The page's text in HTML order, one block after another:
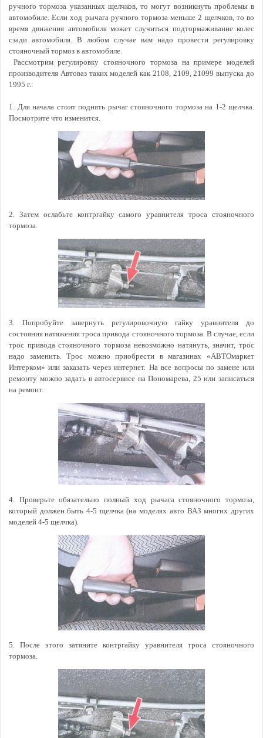
ручного тормоза указанных щелчков, то могут возникнуть проблемы в
автомобиле. Если ход рычага ручного тормоза меньше 2 щелчков, то во
время движения автомобиля может случиться подтормаживание колес
сзади автомобиля. В любом случае вам надо провести регулировку
стояночный тормоз в автомобиле.
Рассмотрим регулировку стояночного тормоза на примере моделей
производителя Автоваз таких моделей как 2108, 2109, 21099 выпуска до
1995 г.:
1. Для начала стоит поднять рычаг стояночного тормоза на 1-2 щелчка.
Посмотрите что изменится.
2. Затем ослабьте контргайку самого уравнителя троса стояночного
тормоза.
3. Попробуйте завернуть регулировочную гайку уравнителя до
состояния натяжения троса привода стояночного тормоза. В случае, если
трос привода стояночного тормоза невозможно натянуть, значит, трос
надо заменить. Трос можно приобрести в магазинах «АВТОмаркет
Интерком» или заказать через интернет. На все вопросы по замене или
ремонту можно задать в автосервисе на Пономарева, 25 или записаться
на ремонт.
4. Проверьте обязательно полный ход рычага стояночного тормоза,
который должен быть 4-5 щелчка (на моделях авто ВАЗ многих других
моделей 4-5 щелчка).
5. После этого затяните контргайку уравнителя троса стояночного
тормоза.